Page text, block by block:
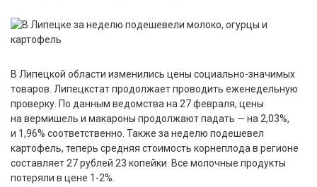
В Липецкой области изменились цены социально-значимых
товаров. Липецкстат продолжает проводить еженедельную
проверку. По данным ведомства на 27 февраля, цены
на вермишель и макароны продолжают падать — на 2,03%,
и 1,96% соответственно. Также за неделю подешевел
картофель, теперь средняя стоимость корнеплода в регионе
составляет 27 рублей 23 копейки. Все молочные продукты
потеряли в цене 1-2%.